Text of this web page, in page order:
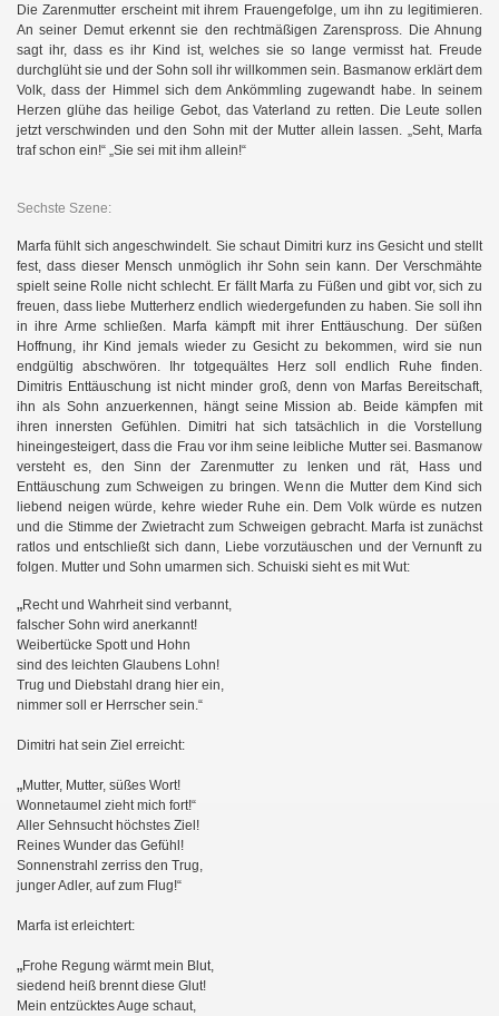
Die Zarenmutter erscheint mit ihrem Frauengefolge, um ihn zu legitimieren.
An seiner Demut erkennt sie den rechtmäßigen Zarenspross. Die Ahnung
sagt ihr, dass es ihr Kind ist, welches sie so lange vermisst hat. Freude
durchglüht sie und der Sohn soll ihr willkommen sein. Basmanow erklärt dem
Volk, dass der Himmel sich dem Ankömmling zugewandt habe. In seinem
Herzen glühe das heilige Gebot, das Vaterland zu retten. Die Leute sollen
jetzt verschwinden und den Sohn mit der Mutter allein lassen. „Seht, Marfa
traf schon ein!“ „Sie sei mit ihm allein!“
Sechste Szene:
Marfa fühlt sich angeschwindelt. Sie schaut Dimitri kurz ins Gesicht und stellt
fest, dass dieser Mensch unmöglich ihr Sohn sein kann. Der Verschmähte
spielt seine Rolle nicht schlecht. Er fällt Marfa zu Füßen und gibt vor, sich zu
freuen, dass liebe Mutterherz endlich wiedergefunden zu haben. Sie soll ihn
in ihre Arme schließen. Marfa kämpft mit ihrer Enttäuschung. Der süßen
Hoffnung, ihr Kind jemals wieder zu Gesicht zu bekommen, wird sie nun
endgültig abschwören. Ihr totgequältes Herz soll endlich Ruhe finden.
Dimitris Enttäuschung ist nicht minder groß, denn von Marfas Bereitschaft,
ihn als Sohn anzuerkennen, hängt seine Mission ab. Beide kämpfen mit
ihren innersten Gefühlen. Dimitri hat sich tatsächlich in die Vorstellung
hineingesteigert, dass die Frau vor ihm seine leibliche Mutter sei. Basmanow
versteht es, den Sinn der Zarenmutter zu lenken und rät, Hass und
Enttäuschung zum Schweigen zu bringen. Wenn die Mutter dem Kind sich
liebend neigen würde, kehre wieder Ruhe ein. Dem Volk würde es nutzen
und die Stimme der Zwietracht zum Schweigen gebracht. Marfa ist zunächst
ratlos und entschließt sich dann, Liebe vorzutäuschen und der Vernunft zu
folgen. Mutter und Sohn umarmen sich. Schuiski sieht es mit Wut:
„Recht und Wahrheit sind verbannt,
falscher Sohn wird anerkannt!
Weibertücke Spott und Hohn
sind des leichten Glaubens Lohn!
Trug und Diebstahl drang hier ein,
nimmer soll er Herrscher sein.“
Dimitri hat sein Ziel erreicht:
„Mutter, Mutter, süßes Wort!
Wonnetaumel zieht mich fort!“
Aller Sehnsucht höchstes Ziel!
Reines Wunder das Gefühl!
Sonnenstrahl zerriss den Trug,
junger Adler, auf zum Flug!“
Marfa ist erleichtert:
„Frohe Regung wärmt mein Blut,
siedend heiß brennt diese Glut!
Mein entzücktes Auge schaut,